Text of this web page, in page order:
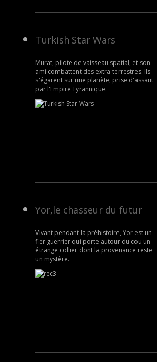
Turkish Star Wars
Murat, pilote de vaisseau spatial, et son
ami combattent des extra-terrestres. Ils
s'égarent sur une planète, prise d'assaut
par l'Empire Tyrannique.
Yor,le chasseur du futur
Vivant pendant la préhistoire, Yor est un
fier guerrier qui porte autour du cou un
étrange collier dont la provenance reste
un mystère.